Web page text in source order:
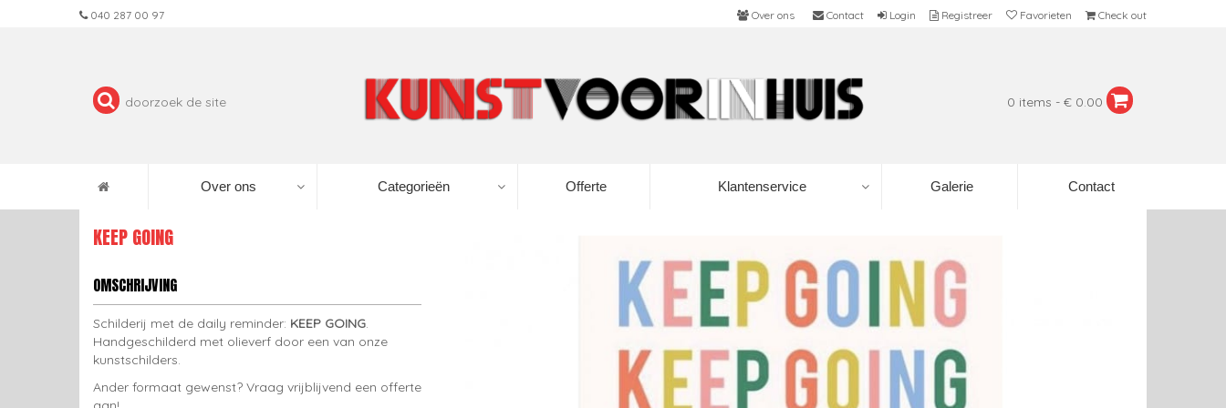
040 287 00 97 Over ons Contact Login Registreer Favorieten Check out
0 items - € 0.00
Over ons Categorieën Offerte Klantenservice Galerie Contact
KEEP GOING
OMSCHRIJVING
Schilderij met de daily reminder: KEEP GOING.
Handgeschilderd met olieverf door een van onze
kunstschilders.
Ander formaat gewenst? Vraag vrijblijvend een offerte